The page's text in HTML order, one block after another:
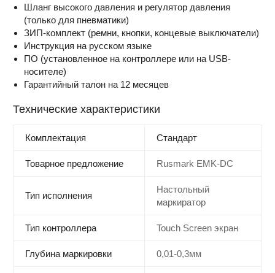
Шланг высокого давления и регулятор давления
(только для пневматики)
ЗИП-комплект (ремни, кнопки, концевые выключатели)
Инструкция на русском языке
ПО (установленное на контроллере или на USB-
носителе)
Гарантийный талон на 12 месяцев
Технические характеристики
Комплектация Стандарт
Товарное предложение Rusmark EMK-DC
Тип исполнения
Настольный
маркиратор
Тип контроллера Touch Screen экран
Глубина маркировки 0,01-0,3мм